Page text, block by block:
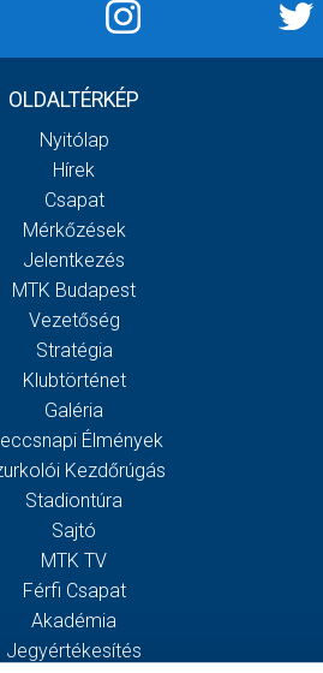
OLDALTÉRKÉP
Nyitólap
Hírek
Csapat
Mérkőzések
Jelentkezés
MTK Budapest
Vezetőség
Stratégia
Klubtörténet
Galéria
Élmények
Kezdőrúgás
Stadiontúra
Sajtó
MTK TV
Férfi Csapat
Akadémia
Jegyértékesítés